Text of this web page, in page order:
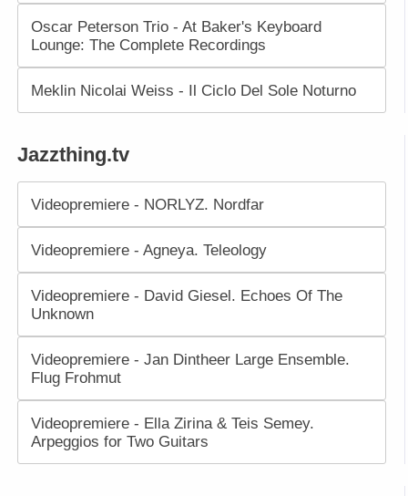
Oscar Peterson Trio - At Baker's Keyboard
Lounge: The Complete Recordings
Meklin Nicolai Weiss - Il Ciclo Del Sole Noturno
Jazzthing.tv
Videopremiere - NORLYZ. Nordfar
Videopremiere - Agneya. Teleology
Videopremiere - David Giesel. Echoes Of The
Unknown
Videopremiere - Jan Dintheer Large Ensemble.
Flug Frohmut
Videopremiere - Ella Zirina & Teis Semey.
Arpeggios for Two Guitars